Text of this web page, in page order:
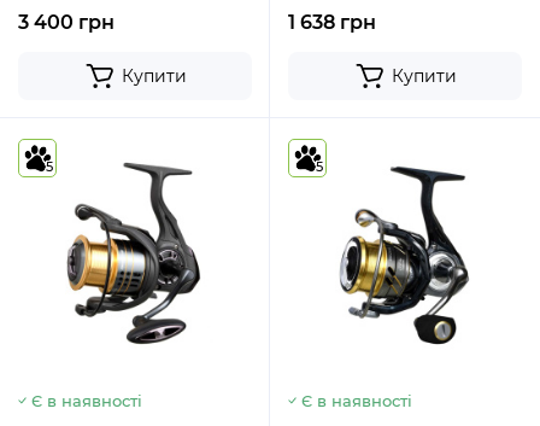
3 400 грн
Купити
1 638 грн
Купити
5
Є в наявності
5
Є в наявності